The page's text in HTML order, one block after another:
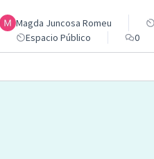
Magda Juncosa Romeu
Espacio Público
0